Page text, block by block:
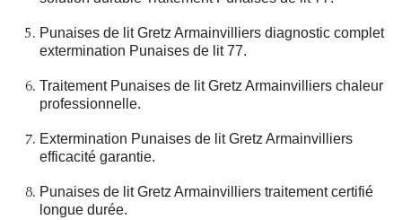
Punaises de lit Gretz Armainvilliers diagnostic complet
extermination Punaises de lit 77.
Traitement Punaises de lit Gretz Armainvilliers chaleur
professionnelle.
Extermination Punaises de lit Gretz Armainvilliers
efficacité garantie.
Punaises de lit Gretz Armainvilliers traitement certifié
longue durée.